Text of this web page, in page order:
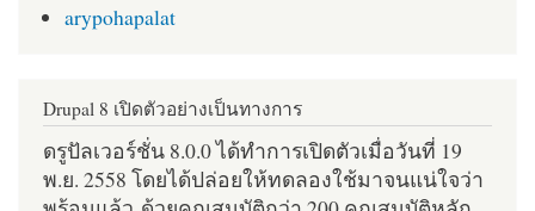
arypohapalat
Drupal 8 เปิดตัวอย่างเป็นทางการ
ดรูปัลเวอร์ชั่น 8.0.0 ได้ทำการเปิดตัวเมื่อวันที่ 19
พ.ย. 2558 โดยได้ปล่อยให้ทดลองใช้มาจนแน่ใจว่า